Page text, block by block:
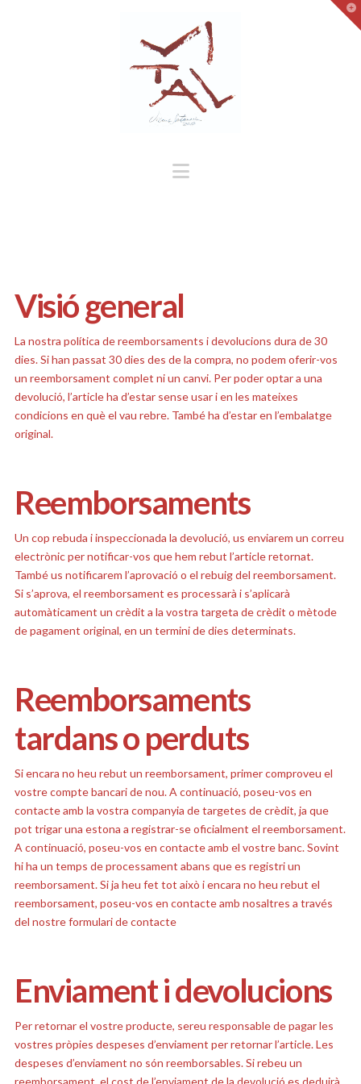
Navigation
Visió general
La nostra política de reemborsaments i devolucions dura de 30
dies. Si han passat 30 dies des de la compra, no podem oferir-vos
un reemborsament complet ni un canvi. Per poder optar a una
devolució, l’article ha d’estar sense usar i en les mateixes
condicions en què el vau rebre. També ha d’estar en l’embalatge
original.
Reemborsaments
Un cop rebuda i inspeccionada la devolució, us enviarem un correu
electrònic per notificar-vos que hem rebut l’article retornat.
També us notificarem l’aprovació o el rebuig del reemborsament.
Si s’aprova, el reemborsament es processarà i s’aplicarà
automàticament un crèdit a la vostra targeta de crèdit o mètode
de pagament original, en un termini de dies determinats.
Reemborsaments
tardans o perduts
Si encara no heu rebut un reemborsament, primer comproveu el
vostre compte bancari de nou. A continuació, poseu-vos en
contacte amb la vostra companyia de targetes de crèdit, ja que
pot trigar una estona a registrar-se oficialment el reemborsament.
A continuació, poseu-vos en contacte amb el vostre banc. Sovint
hi ha un temps de processament abans que es registri un
reemborsament. Si ja heu fet tot això i encara no heu rebut el
reemborsament, poseu-vos en contacte amb nosaltres a través
del nostreformulari de contacte
Enviament i devolucions
Per retornar el vostre producte, sereu responsable de pagar les
vostres pròpies despeses d’enviament per retornar l’article. Les
despeses d’enviament no són reemborsables. Si rebeu un
reemborsament, el cost de l’enviament de la devolució es deduirà